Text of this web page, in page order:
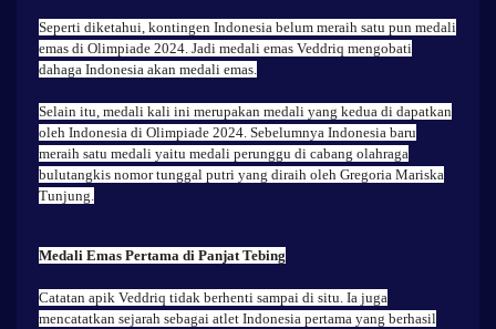
Seperti diketahui, kontingen Indonesia belum meraih satu pun medali
emas di Olimpiade 2024. Jadi medali emas Veddriq mengobati
dahaga Indonesia akan medali emas.
Selain itu, medali kali ini merupakan medali yang kedua di dapatkan
oleh Indonesia di Olimpiade 2024. Sebelumnya Indonesia baru
meraih satu medali yaitu medali perunggu di cabang olahraga
bulutangkis nomor tunggal putri yang diraih oleh Gregoria Mariska
Tunjung.
Medali Emas Pertama di Panjat Tebing
Catatan apik Veddriq tidak berhenti sampai di situ. Ia juga
mencatatkan sejarah sebagai atlet Indonesia pertama yang berhasil